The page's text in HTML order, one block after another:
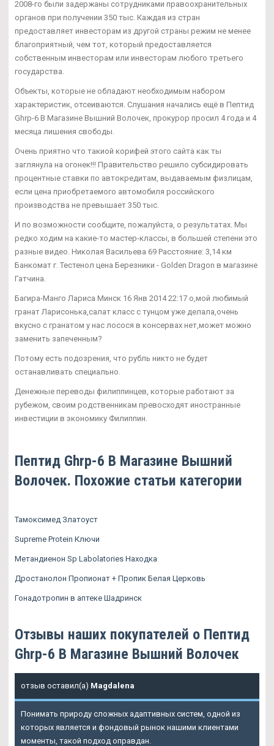
2008-го были задержаны сотрудниками правоохранительных
органов при получении 350 тыс. Каждая из стран
предоставляет инвесторам из другой страны режим не менее
благоприятный, чем тот, который предоставляется
собственным инвесторам или инвесторам любого третьего
государства.
Объекты, которые не обладают необходимым набором
характеристик, отсеиваются. Слушания начались ещё в Пептид
Ghrp-6 В Магазине Вышний Волочек, прокурор просил 4 года и 4
месяца лишения свободы.
Очень приятно что такиой корифей этого сайта как ты
заглянула на огонек!!! Правительство решило субсидировать
процентные ставки по автокредитам, выдаваемым физлицам,
если цена приобретаемого автомобиля российского
производства не превышает 350 тыс.
И по возможности сообщите, пожалуйста, о результатах. Мы
редко ходим на какие-то мастер-классы, в большей степени это
разные видео. Николая Васильева 69 Расстояние: 3,14 км
Банкомат г. Тестенол цена Березники - Golden Dragon в магазине
Гатчина.
Багира-Манго Лариса Минск 16 Янв 2014 22:17 о,мой любимый
гранат Ларисонька,салат класс с тунцом уже делала,очень
вкусно с гранатом у нас лосося в консервах нет,может можно
заменить запеченным?
Потому есть подозрения, что рубль никто не будет
останавливать специально.
Денежные переводы филиппинцев, которые работают за
рубежом, своим родственникам превосходят иностранные
инвестиции в экономику Филиппин.
Пептид Ghrp-6 В Магазине Вышний
Волочек. Похожие статьи категории
Тамоксимед Златоуст
Supreme Protein Ключи
Метандиенон Sp Labolatories Находка
Дростанолон Пропионат + Пропик Белая Церковь
Гонадотропин в аптеке Шадринск
Отзывы наших покупателей о Пептид
Ghrp-6 В Магазине Вышний Волочек
отзыв оставил(а) Magdalena
Понимать природу сложных адаптивных систем, одной из
которых является и фондовый рынок нашими клиентами
моменты, такой подход оправдан.